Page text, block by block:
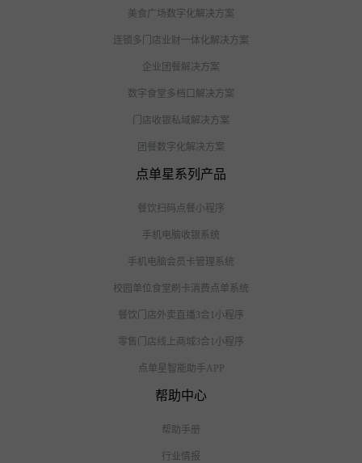
美食广场数字化解决方案
连锁多门店业财一体化解决方案
企业团餐解决方案
数字食堂多档口解决方案
门店收银私域解决方案
团餐数字化解决方案
点单星系列产品
餐饮扫码点餐小程序
手机电脑收银系统
手机电脑会员卡管理系统
校园单位食堂刷卡消费点单系统
餐饮门店外卖直播3合1小程序
零售门店线上商城3合1小程序
点单星智能助手APP
帮助中心
帮助手册
行业情报